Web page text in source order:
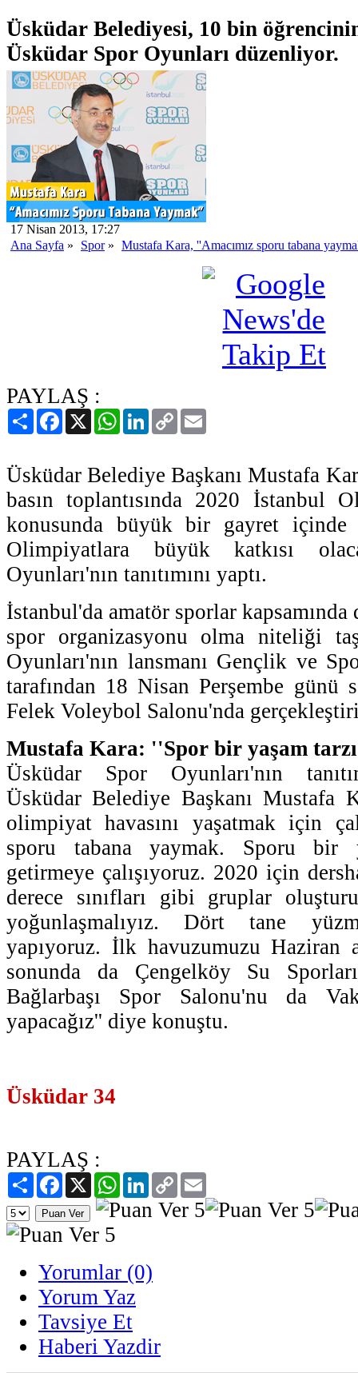
Üsküdar Belediyesi, 10 bin
Üsküdar Spor Oyunları düzenliyor.
17 Nisan 2013, 17:27
Ana Sayfa » Spor» Mustafa Kara, ''Amacımız sporu tabana
PAYLAŞ :
PaylaşFacebook
X WhatsAppLinkedIn
Copy
Link
Üsküdar Belediye Başkanı Mustafa
basın toplantısında 2020 İstanbul
konusunda büyük bir gayret içinde
Olimpiyatlara büyük katkısı
Oyunları'nın tanıtımını yaptı.
İstanbul'da amatör sporlar
spor organizasyonu olma niteliği
Oyunları'nın lansmanı Gençlik ve
tarafından 18 Nisan Perşembe günü
Felek Voleybol Salonu'nda
Mustafa Kara: ''Spor bir yaşam
Üsküdar Spor Oyunları'nın
Üsküdar Belediye Başkanı Mustafa
olimpiyat havasını yaşatmak için
sporu tabana yaymak. Sporu bir
getirmeye çalışıyoruz. 2020 için
derece sınıfları gibi gruplar
yoğunlaşmalıyız. Dört tane
yapıyoruz. İlk havuzumuzu Haziran
sonunda da Çengelköy Su
Bağlarbaşı Spor Salonu'nu da
yapacağız'' diye konuştu.
Üsküdar 34
PAYLAŞ :
PaylaşFacebook
X WhatsAppLinkedIn
Copy
Link
Yorumlar (0)
Yorum Yaz
Tavsiye Et
Haberi Yazdir